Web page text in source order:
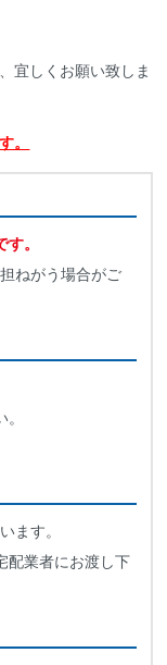
宜しくお願い致しま
。
。
ねがう場合がご
ます。
配業者にお渡し下